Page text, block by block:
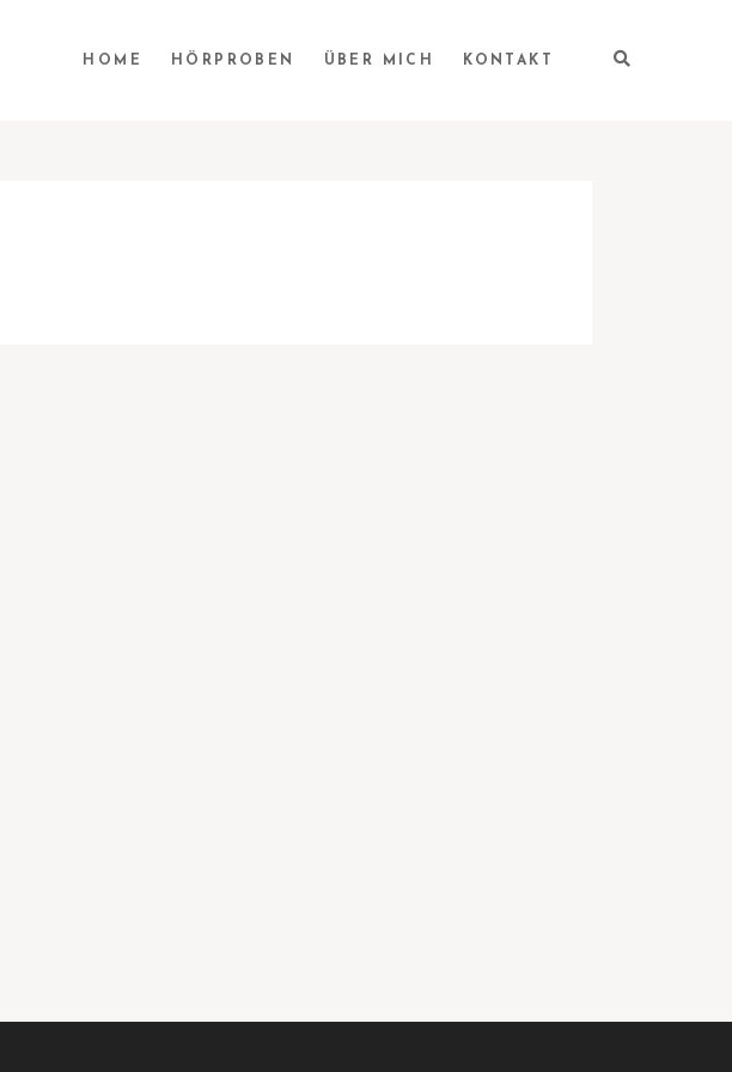
HOME HÖRPROBEN ÜBER MICH KONTAKT